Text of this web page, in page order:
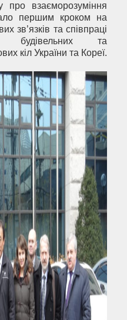
про взаєморозуміння
першим кроком на
зв’язків та співпраці
будівельних та
кіл України та Кореї.